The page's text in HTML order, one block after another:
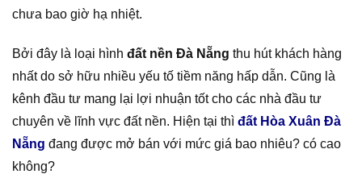
chưa bao giờ hạ nhiệt.
Bởi đây là loại hình đất nền Đà Nẵng thu hút khách hàng
nhất do sở hữu nhiều yếu tố tiềm năng hấp dẫn. Cũng là
kênh đầu tư mang lại lợi nhuận tốt cho các nhà đầu tư
chuyên về lĩnh vực đất nền. Hiện tại thì đất Hòa Xuân Đà
Nẵng đang được mở bán với mức giá bao nhiêu? có cao
không?